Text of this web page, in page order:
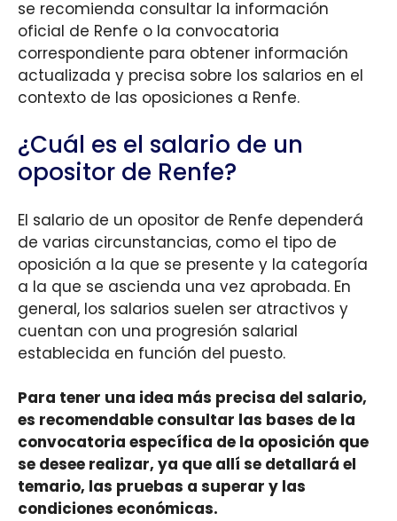
se recomienda consultar la información
oficial de Renfe o la convocatoria
correspondiente para obtener información
actualizada y precisa sobre los salarios en el
contexto de las oposiciones a Renfe.
¿Cuál es el salario de un
opositor de Renfe?
El salario de un opositor de Renfe dependerá
de varias circunstancias, como el tipo de
oposición a la que se presente y la categoría
a la que se ascienda una vez aprobada. En
general, los salarios suelen ser atractivos y
cuentan con una progresión salarial
establecida en función del puesto.
Para tener una idea más precisa del salario,
es recomendable consultar las bases de la
convocatoria específica de la oposición que
se desee realizar, ya que allí se detallará el
temario, las pruebas a superar y las
condiciones económicas.